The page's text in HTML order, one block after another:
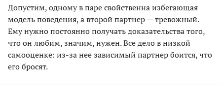
Допустим, одному в паре свойственна избегающая
модель поведения, а второй партнер — тревожный.
Ему нужно постоянно получать доказательства того,
что он любим, значим, нужен. Все дело в низкой
самооценке: из-за нее зависимый партнер боится, что
его бросят.